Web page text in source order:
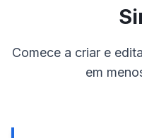
Comece a criar e
em